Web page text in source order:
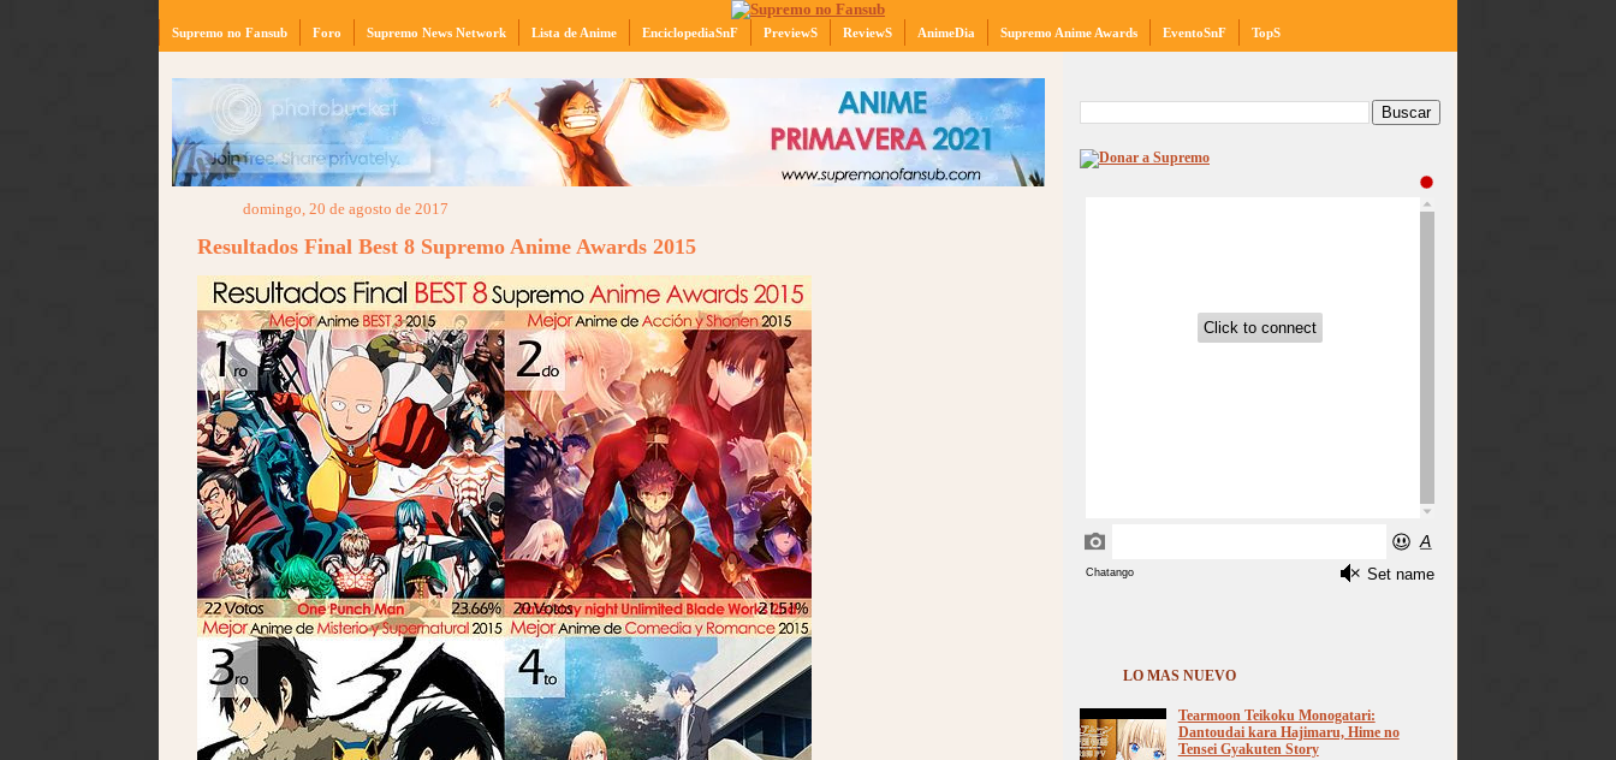
Supremo no Fansub Foro Supremo News Network Lista de Anime EnciclopediaSnF PreviewS ReviewS AnimeDia Supremo Anime Awards EventoSnF TopS
domingo, 20 de agosto de 2017
Resultados Final Best 8 Supremo Anime Awards 2015
LO MAS NUEVO
Tearmoon Teikoku Monogatari:
Dantoudai kara Hajimaru, Hime no
Tensei Gyakuten Story